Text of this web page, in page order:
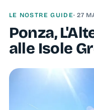
LE NOSTRE GUIDE· 27
Ponza,
alle Isole